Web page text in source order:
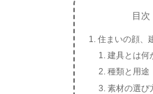
目次
住まいの顔、
建具とは何
種類と用途
素材の選び